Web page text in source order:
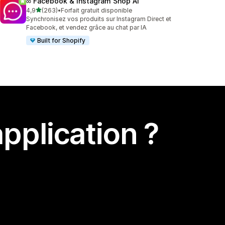
4,9étoile(s) sur 5
(263)
263 avis au total
•Forfait gratuit disponible
Synchronisez vos produits sur Instagram Direct et
Facebook, et vendez grâce au chat par IA
Built for Shopify
?